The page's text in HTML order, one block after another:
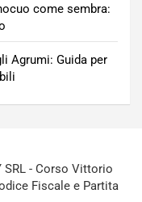
come sembra:
Agrumi: Guida per
SRL - Corso Vittorio
Fiscale e Partita